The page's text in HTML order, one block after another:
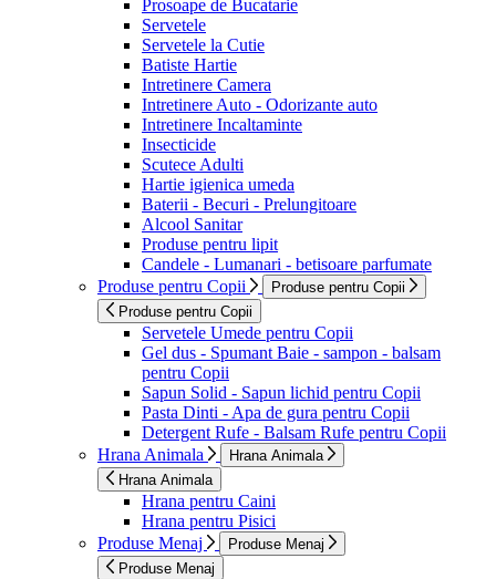
Prosoape de Bucatarie
Servetele
Servetele la Cutie
Batiste Hartie
Intretinere Camera
Intretinere Auto - Odorizante auto
Intretinere Incaltaminte
Insecticide
Scutece Adulti
Hartie igienica umeda
Baterii - Becuri - Prelungitoare
Alcool Sanitar
Produse pentru lipit
Candele - Lumanari - betisoare parfumate
Produse pentru Copii
Produse pentru Copii
Produse pentru Copii
Servetele Umede pentru Copii
Gel dus - Spumant Baie - sampon - balsam
pentru Copii
Sapun Solid - Sapun lichid pentru Copii
Pasta Dinti - Apa de gura pentru Copii
Detergent Rufe - Balsam Rufe pentru Copii
Hrana Animala
Hrana Animala
Hrana Animala
Hrana pentru Caini
Hrana pentru Pisici
Produse Menaj
Produse Menaj
Produse Menaj